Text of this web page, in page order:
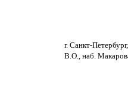
г. Санкт-Петербург,
В.О., наб.